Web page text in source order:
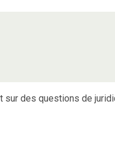
des questions de